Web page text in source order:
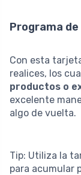
Programa
Con esta
realices, los
productos o
excelente
algo de vuelta.
Tip: Utiliza la
para acumular